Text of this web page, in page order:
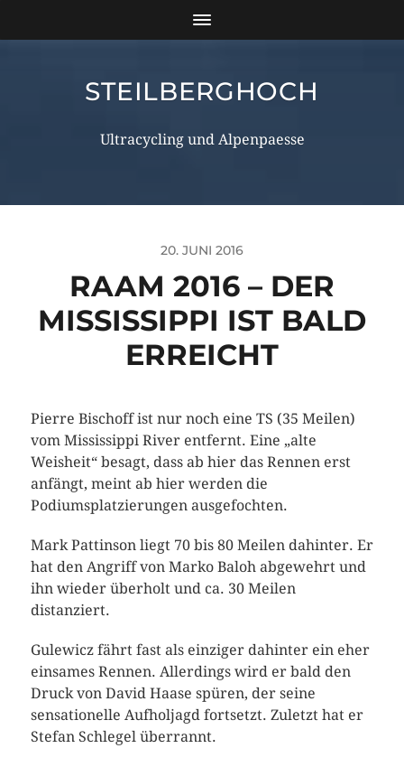
STEILBERGHOCH
Ultracycling und Alpenpaesse
20. JUNI 2016
RAAM 2016 – DER
MISSISSIPPI IST BALD
ERREICHT
Pierre Bischoff ist nur noch eine TS (35 Meilen)
vom Mississippi River entfernt. Eine „alte
Weisheit“ besagt, dass ab hier das Rennen erst
anfängt, meint ab hier werden die
Podiumsplatzierungen ausgefochten.
Mark Pattinson liegt 70 bis 80 Meilen dahinter. Er
hat den Angriff von Marko Baloh abgewehrt und
ihn wieder überholt und ca. 30 Meilen
distanziert.
Gulewicz fährt fast als einziger dahinter ein eher
einsames Rennen. Allerdings wird er bald den
Druck von David Haase spüren, der seine
sensationelle Aufholjagd fortsetzt. Zuletzt hat er
Stefan Schlegel überrannt.